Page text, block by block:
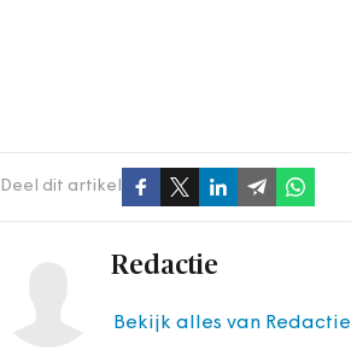
Deel dit artikel
Redactie
Bekijk alles van Redactie